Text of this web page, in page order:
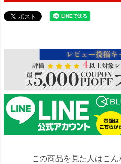
この商品を見た人はこ